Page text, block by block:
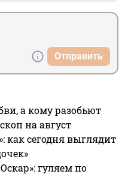
Отправить
а кому разобьют
на август
как сегодня выглядит
гуляем по